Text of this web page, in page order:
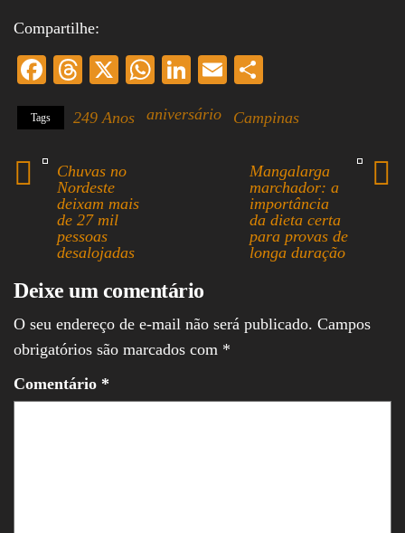
Compartilhe:
Fa
ce
bo
ok
T
ea
X
W
ts
Li
ed
E
ail re
Tags 249 Anos aniversário Campinas
Chuvas no
Nordeste
deixam mais
de 27 mil
pessoas
desalojadas
Mangalarga
marchador: a
importância
da dieta certa
para provas de
longa duração
Deixe um comentário
O seu endereço de e-mail não será publicado. Campos
obrigatórios são marcados com *
Comentário *